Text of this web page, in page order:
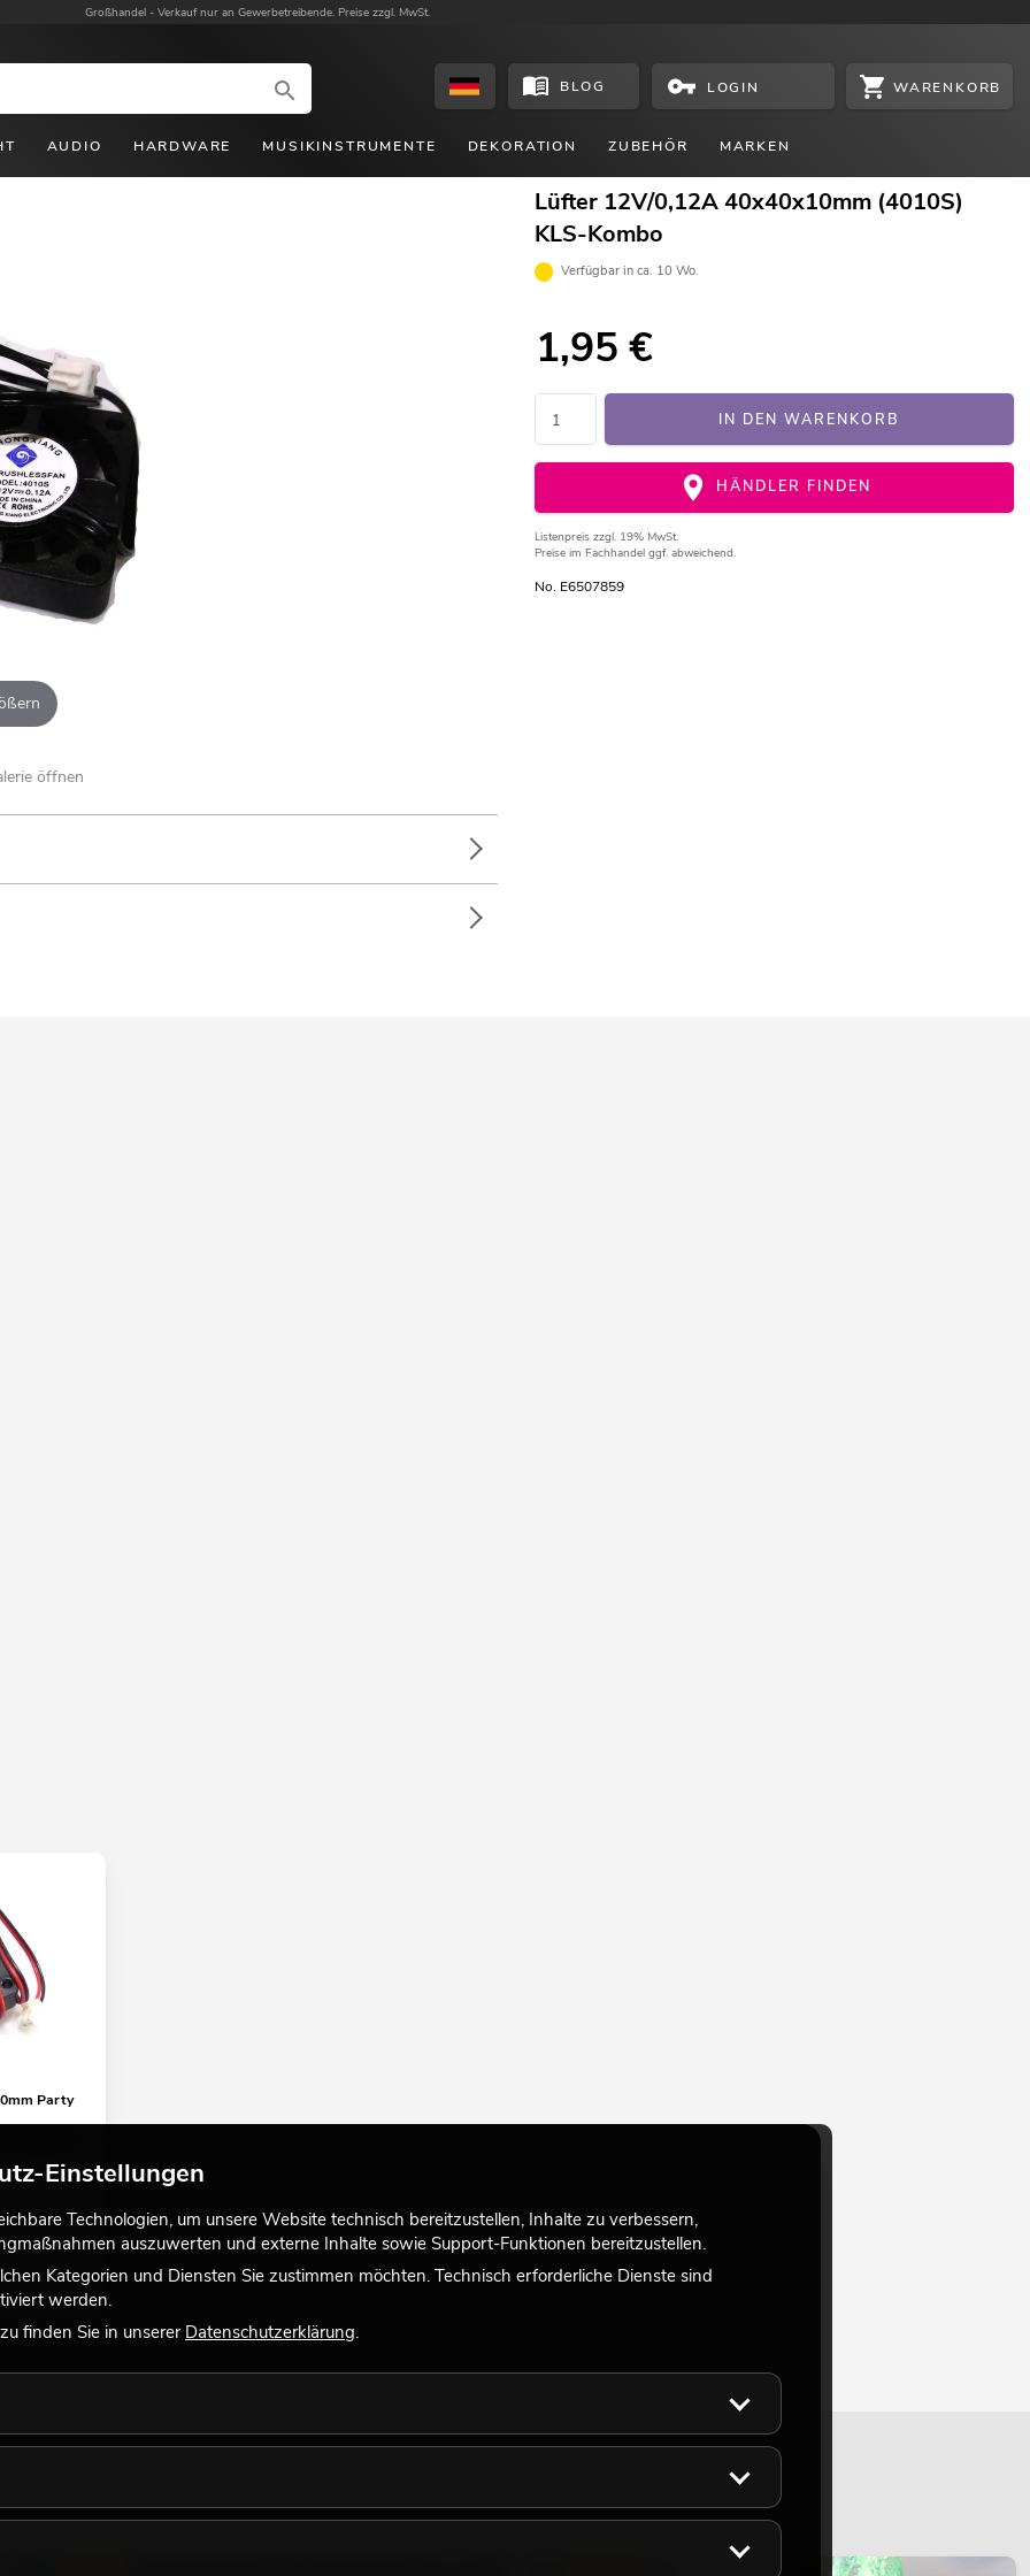
Großhandel - Verkauf nur an Gewerbetreibende. Preise zzgl. MwSt.
BLOG LOGIN WARENKORB
AUDIO HARDWARE MUSIKINSTRUMENTE DEKORATION ZUBEHÖR MARKEN
öffnen
Lüfter 12V/0,12A 40x40x10mm (4010S)
KLS-Kombo
Verfügbar in ca. 10 Wo.
1,95 €
IN DEN WARENKORB
HÄNDLER FINDEN
Listenpreis zzgl. 19% MwSt.
Preise im Fachhandel ggf. abweichend.
No. E6507859
Party
Einstellungen
Technologien, um unsere Website technisch bereitzustellen, Inhalte zu verbessern,
auszuwerten und externe Inhalte sowie Support-Funktionen bereitzustellen.
Kategorien und Diensten Sie zustimmen möchten. Technisch erforderliche Dienste sind
werden.
finden Sie in unserer Datenschutzerklärung.